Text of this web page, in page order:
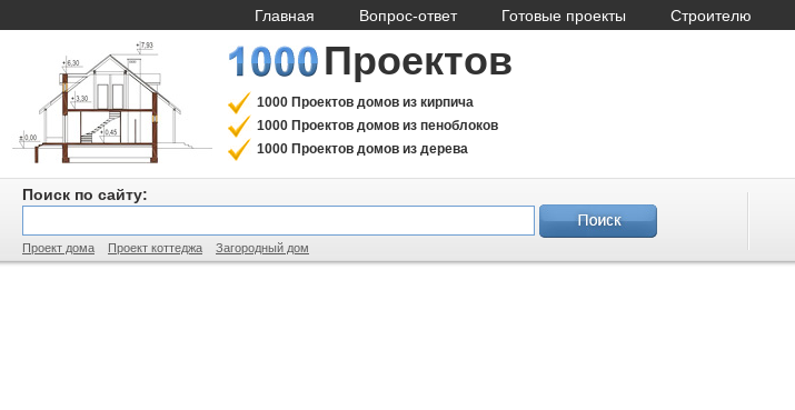
Главная Вопрос-ответ Готовые проекты Строителю
Проектов
1000 Проектов домов из кирпича
1000 Проектов домов из пеноблоков
1000 Проектов домов из дерева
Поиск по сайту:
Проект дома Проект коттеджа Загородный дом